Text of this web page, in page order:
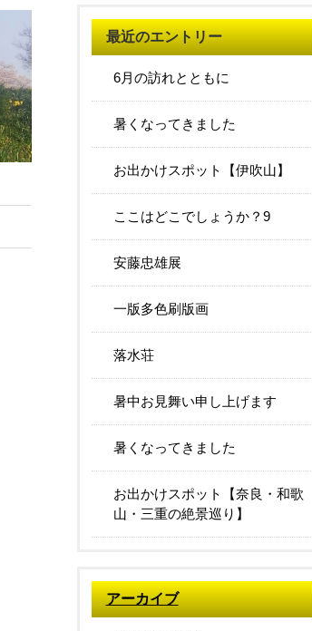
最近のエントリー
6月の訪れとともに
暑くなってきました
お出かけスポット【伊吹山】
ここはどこでしょうか？9
安藤忠雄展
一版多色刷版画
落水荘
暑中お見舞い申し上げます
暑くなってきました
お出かけスポット【奈良・和歌
山・三重の絶景巡り】
アーカイブ